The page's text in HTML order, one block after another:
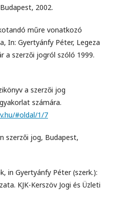
2002.
műre vonatkozó
In: Gyertyánfy Péter, Legeza
a szerzői jogról szóló 1999.
a szerzői jog
számára.
#oldal/1/7
szerzői jog, Budapest,
in Gyertyánfy Péter (szerk.):
KJK-Kerszöv Jogi és Üzleti